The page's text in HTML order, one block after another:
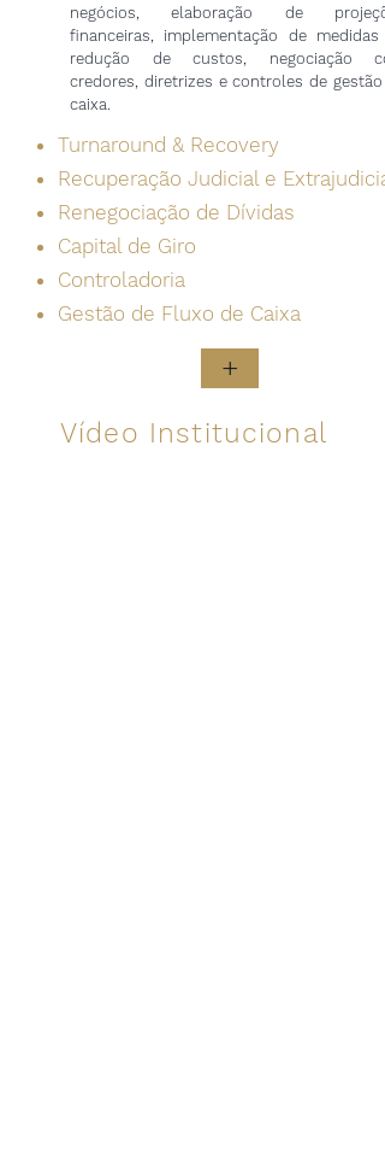
negócios, elaboração de
financeiras, implementação de medidas
redução de custos, negociação
credores, diretrizes e controles de gestão
caixa.
Turnaround & Recovery
Recuperação Judicial e Extrajudicial
Renegociação de Dívidas
Capital de Giro
Controladoria
Gestão de Fluxo de Caixa
+
Vídeo Institucional